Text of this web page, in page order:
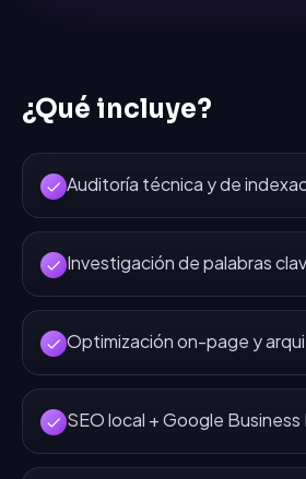
¿Qué incluye?
Auditoría técnica y de
Investigación de palabras
Optimización on-page y
SEO local + Google Business